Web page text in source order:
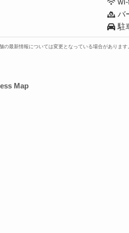
バ
駐
の最新情報については変更となっている場合がありま
Map